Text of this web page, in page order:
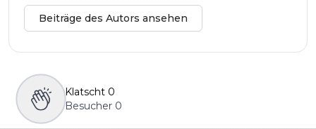
Beiträge des Autors ansehen
Klatscht 0
Besucher 0